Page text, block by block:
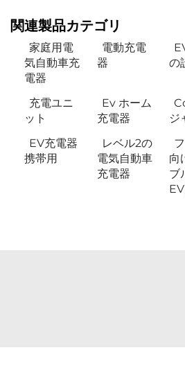
関連製品カテゴリ
家庭用電
気自動車充
電器
電動充電
器
の
充電ユニ
ット
Ev ホーム
充電器
ジ
EV充電器
携帯用
レベル2の
電気自動車
充電器
向
ブ